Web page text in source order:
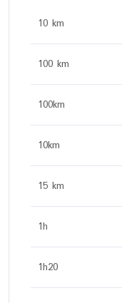
10 km
100 km
100km
10km
15 km
1h
1h20